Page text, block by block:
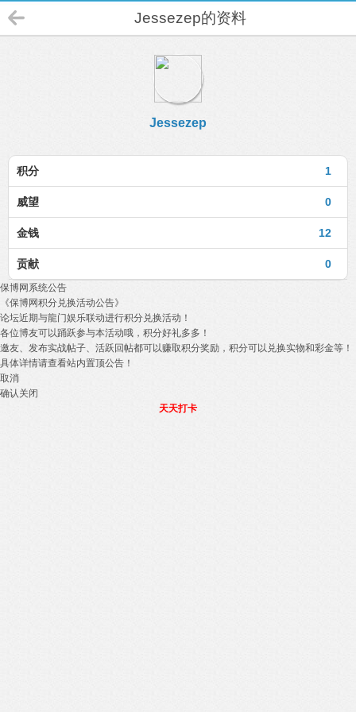
Jessezep的资料
Jessezep
1
积分
0
威望
12
金钱
0
贡献
保博网系统公告
《保博网积分兑换活动公告》
论坛近期与龍门娱乐联动进行积分兑换活动！
各位博友可以踊跃参与本活动哦，积分好礼多多！
邀友、发布实战帖子、活跃回帖都可以赚取积分奖励，积分可以兑换实物和彩金等！
具体详情请查看站内置顶公告！
取消
确认关闭
天天打卡